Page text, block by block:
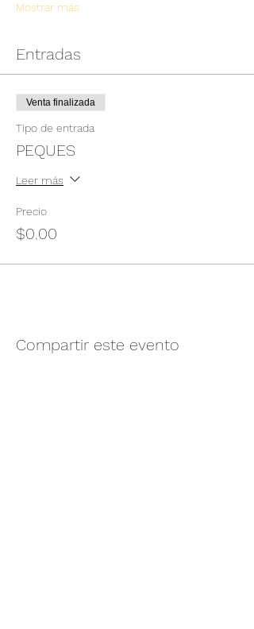
Mostrar más
Entradas
Venta finalizada
Tipo de entrada
PEQUES
Leer más
Precio
$0.00
Compartir este evento